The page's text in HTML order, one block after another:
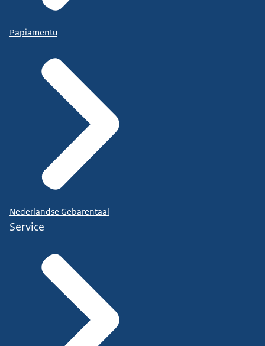
Papiamentu
Nederlandse Gebarentaal
Service